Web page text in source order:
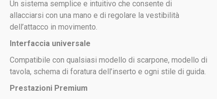
Un sistema semplice e intuitivo che consente di
allacciarsi con una mano e di regolare la vestibilità
dell’attacco in movimento.
Interfaccia universale
Compatibile con qualsiasi modello di scarpone, modello di
tavola, schema di foratura dell’inserto e ogni stile di guida.
Prestazioni Premium